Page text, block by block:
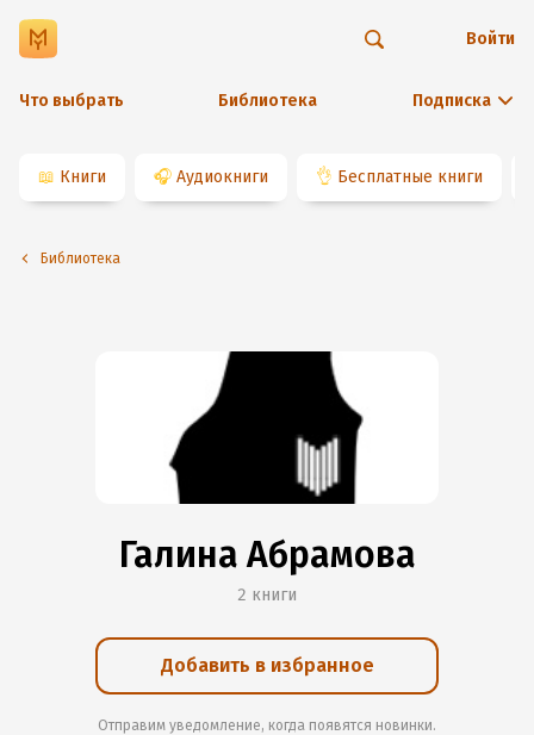
Что выбрать Библиотека Подписка
Войти
📖 Книги 🎧 Аудиокниги 👌 Бесплатные книги
Библиотека
Галина Абрамова
2 книги
Добавить в избранное
Отправим уведомление, когда появятся новинки.